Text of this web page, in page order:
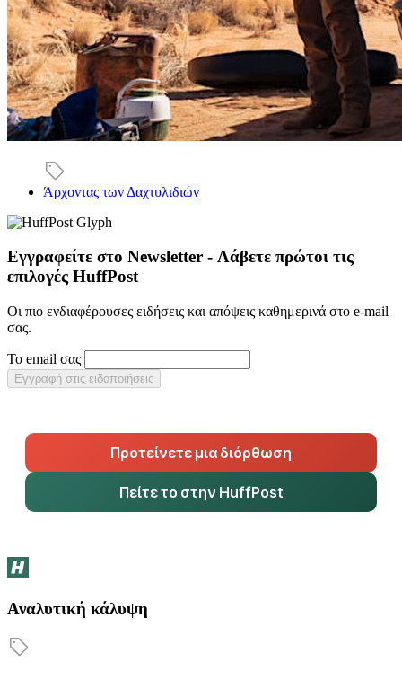
Άρχοντας των Δαχτυλιδιών
Εγγραφείτε στο Newsletter - Λάβετε πρώτοι τις
επιλογές HuffPost
Οι πιο ενδιαφέρουσες ειδήσεις και απόψεις καθημερινά στο e-mail
σας.
Το email σας
Εγγραφή στις ειδοποιήσεις
Προτείνετε μια διόρθωση
Πείτε το στην HuffPost
Αναλυτική κάλυψη